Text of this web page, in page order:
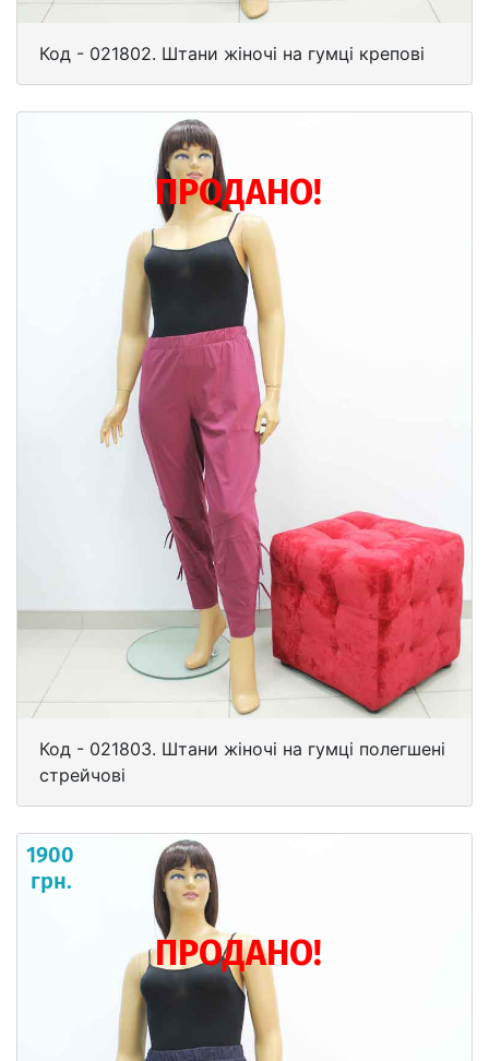
Код - 021802. Штани жіночі на гумці крепові
ПРОДАНО!
Код - 021803. Штани жіночі на гумці полегшені
стрейчові
1900
грн.
ПРОДАНО!